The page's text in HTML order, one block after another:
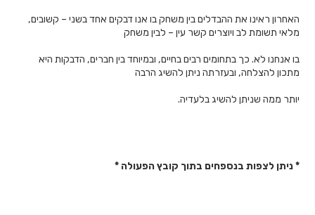
האחרון ראינו את ההבדלים בין משחק בו אנו דבקים אחד בשני – קשובים,
מלאי תשומת לב ויוצרים קשר עין – לבין משחק
בו אנחנו לא. כך בתחומים רבים בחיים, ובמיוחד בין חברים, הדבקות היא
מתכון להצלחה, ובעזרתה ניתן להשיג הרבה
יותר ממה שניתן להשיג בלעדיה.
* ניתן לצפות בנספחים בתוך קובץ הפעולה *